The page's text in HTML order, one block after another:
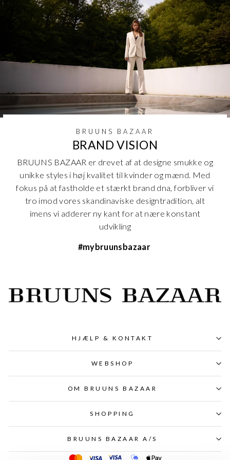
BRUUNS BAZAAR
BRAND VISION
BRUUNS BAZAAR er drevet af at designe smukke og
unikke styles i høj kvalitet til kvinder og mænd. Med
fokus på at fastholde et stærkt brand dna, forbliver vi
tro imod vores skandinaviske designtradition, alt
imens vi adderer ny kant for at nære konstant
udvikling
#mybruunsbazaar
HJÆLP & KONTAKT
WEBSHOP
OM BRUUNS BAZAAR
SHOPPING
BRUUNS BAZAAR A/S